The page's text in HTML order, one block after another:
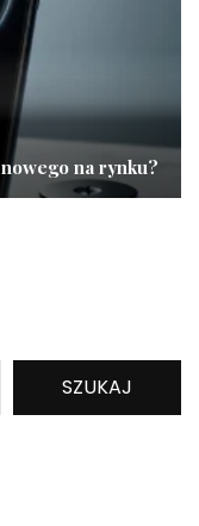
na rynku?
SZUKAJ